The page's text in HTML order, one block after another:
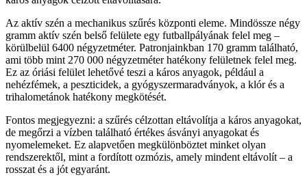
Az aktív szén a mechanikus szűrés központi eleme. Mindössze négy
gramm aktív szén belső felülete egy futballpályának felel meg –
körülbelül 6400 négyzetméter. Patronjainkban 170 gramm található,
ami több mint 270 000 négyzetméter hatékony felületnek felel meg.
Ez az óriási felület lehetővé teszi a káros anyagok, például a
nehézfémek, a peszticidek, a gyógyszermaradványok, a klór és a
trihalometánok hatékony megkötését.
Fontos megjegyezni: a szűrés célzottan eltávolítja a káros anyagokat,
de megőrzi a vízben található értékes ásványi anyagokat és
nyomelemeket. Ez alapvetően megkülönböztet minket olyan
rendszerektől, mint a fordított ozmózis, amely mindent eltávolít – a
rosszat és a jót egyaránt.